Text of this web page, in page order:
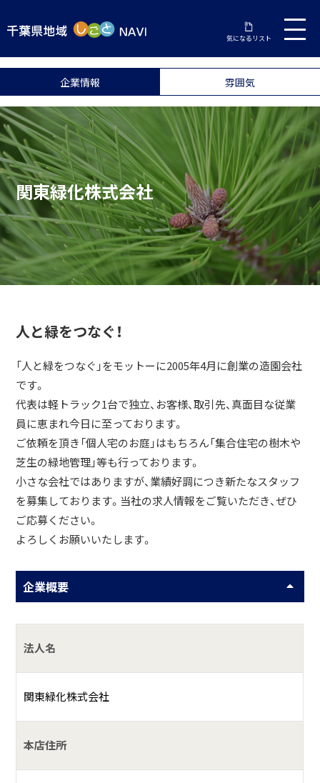
気になるリスト
企業情報 雰囲気
関東緑化株式会社
人と緑をつなぐ！
「人と緑をつなぐ」をモットーに2005年4月に創業の造園会社
です。
代表は軽トラック1台で独立、お客様、取引先、真面目な従業
員に恵まれ今日に至っております。
ご依頼を頂き「個人宅のお庭」はもちろん「集合住宅の樹木や
芝生の緑地管理」等も行っております。
小さな会社ではありますが、業績好調につき新たなスタッフ
を募集しております。当社の求人情報をご覧いただき、ぜひ
ご応募ください。
よろしくお願いいたします。
企業概要
法人名
関東緑化株式会社
本店住所